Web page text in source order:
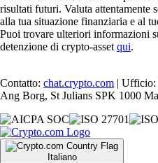
risultati futuri. Valuta attentamente
alla tua situazione finanziaria e al
Puoi trovare ulteriori informazioni
detenzione di crypto-asset qui.
Contatto: chat.crypto.com | Ufficio:
Ang Borg, St Julians SPK 1000
Italiano